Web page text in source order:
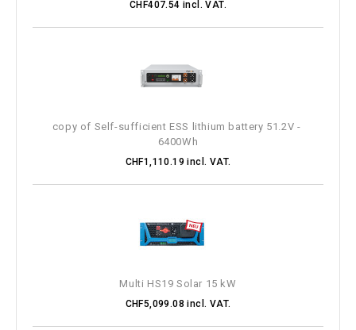
CHF407.54 incl. VAT.
copy of Self-sufficient ESS lithium battery 51.2V -
6400Wh
CHF1,110.19 incl. VAT.
Multi HS19 Solar 15 kW
CHF5,099.08 incl. VAT.